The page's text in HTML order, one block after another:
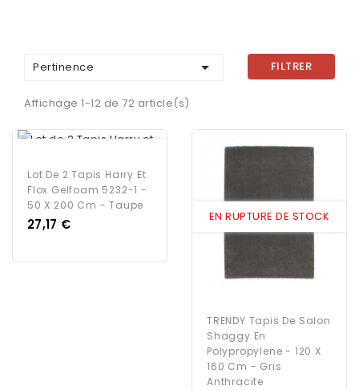
Pertinence  FILTRER
Affichage 1-12 de 72 article(s)
Lot De 2 Tapis Harry Et
Flox Gelfoam 5232-1 -
50 X 200 Cm - Taupe
Prix
27,17 €
EN RUPTURE DE STOCK
TRENDY Tapis De Salon
Shaggy En
Polypropylene - 120 X
160 Cm - Gris
Anthracite